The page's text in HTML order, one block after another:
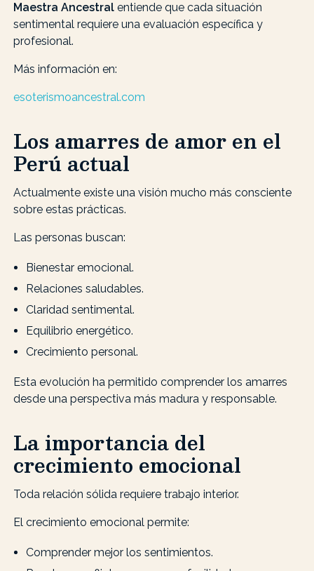
Maestra Ancestral entiende que cada situación
sentimental requiere una evaluación específica y
profesional.
Más información en:
esoterismoancestral.com
Los amarres de amor en el
Perú actual
Actualmente existe una visión mucho más consciente
sobre estas prácticas.
Las personas buscan:
Bienestar emocional.
Relaciones saludables.
Claridad sentimental.
Equilibrio energético.
Crecimiento personal.
Esta evolución ha permitido comprender los amarres
desde una perspectiva más madura y responsable.
La importancia del
crecimiento emocional
Toda relación sólida requiere trabajo interior.
El crecimiento emocional permite:
Comprender mejor los sentimientos.